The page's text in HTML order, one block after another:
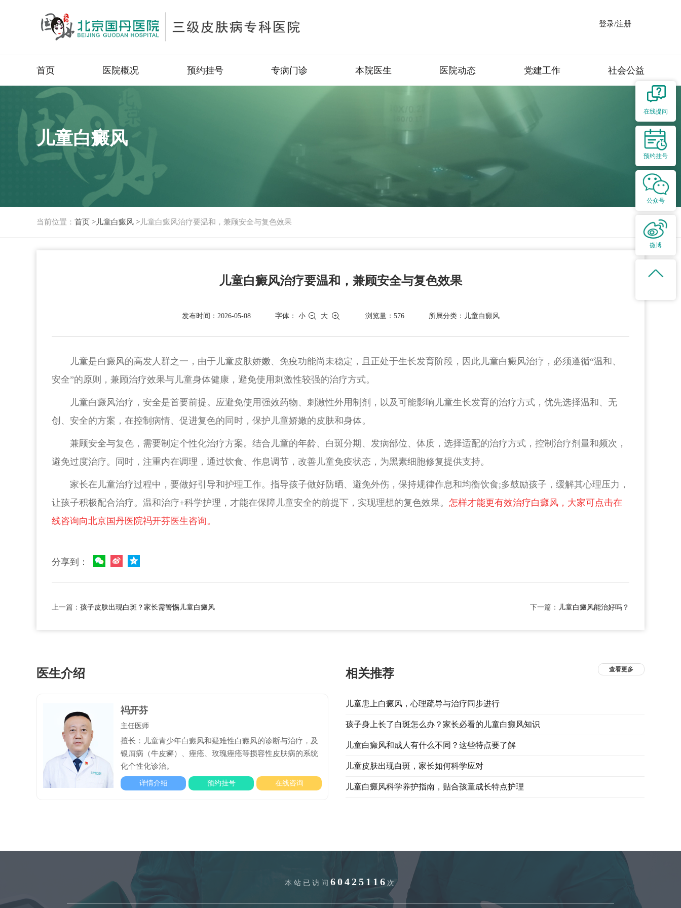
登录/注册
首页 医院概况 预约挂号 专病门诊 本院医生 医院动态 党建工作 社会公益
儿童白癜风
当前位置： 首页 > 儿童白癜风 > 儿童白癜风治疗要温和，兼顾安全与复色效果
儿童白癜风治疗要温和，兼顾安全与复色效果
发布时间：2026-05-08 字体： 小 大 浏览量：576 所属分类：儿童白癜风
儿童是白癜风的高发人群之一，由于儿童皮肤娇嫩、免疫功能尚未稳定，且正处于生长发育阶段，因此儿童白癜风治疗，必须遵循“温和、
安全”的原则，兼顾治疗效果与儿童身体健康，避免使用刺激性较强的治疗方式。
儿童白癜风治疗，安全是首要前提。应避免使用强效药物、刺激性外用制剂，以及可能影响儿童生长发育的治疗方式，优先选择温和、无
创、安全的方案，在控制病情、促进复色的同时，保护儿童娇嫩的皮肤和身体。
兼顾安全与复色，需要制定个性化治疗方案。结合儿童的年龄、白斑分期、发病部位、体质，选择适配的治疗方式，控制治疗剂量和频次，
避免过度治疗。同时，注重内在调理，通过饮食、作息调节，改善儿童免疫状态，为黑素细胞修复提供支持。
家长在儿童治疗过程中，要做好引导和护理工作。指导孩子做好防晒、避免外伤，保持规律作息和均衡饮食;多鼓励孩子，缓解其心理压力，
让孩子积极配合治疗。温和治疗+科学护理，才能在保障儿童安全的前提下，实现理想的复色效果。 怎样才能更有效治疗白癜风，大家可点击在
线咨询向北京国丹医院祃开芬医生咨询。
分享到：
上一篇： 孩子皮肤出现白斑？家长需警惕儿童白癜风 下一篇： 儿童白癜风能治好吗？
医生介绍
祃开芬
主任医师
擅长：儿童青少年白癜风和疑难性白癜风的诊断与治疗，及
银屑病（牛皮癣）、痤疮、玫瑰痤疮等损容性皮肤病的系统
化个性化诊治。
详情介绍 预约挂号 在线咨询
相关推荐 查看更多
儿童患上白癜风，心理疏导与治疗同步进行
孩子身上长了白斑怎么办？家长必看的儿童白癜风知识
儿童白癜风和成人有什么不同？这些特点要了解
儿童皮肤出现白斑，家长如何科学应对
儿童白癜风科学养护指南，贴合孩童成长特点护理
本站已访问 60425116 次
在线提问
预约挂号
公众号
微博